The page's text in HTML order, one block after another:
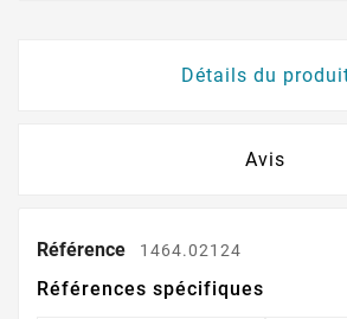
Détails du
Avis
Référence 1464.02124
Références spécifiques